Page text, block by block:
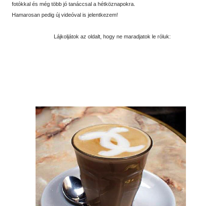
fotókkal és még több jó tanáccsal a hétköznapokra.
Hamarosan pedig új videóval is jelentkezem!
Lájkoljátok az oldalt, hogy ne maradjatok le róluk: